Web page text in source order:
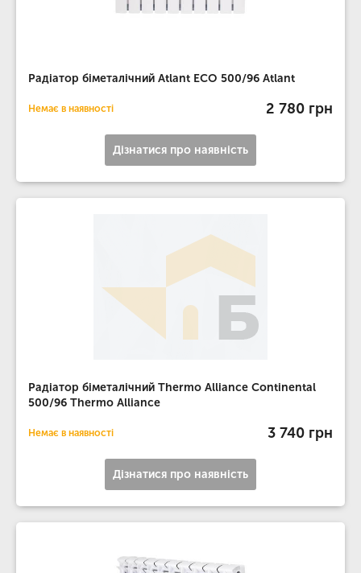
Радіатор біметалічний Atlant ECO 500/96 Atlant
Немає в наявності 2 780 грн
Дізнатися про наявність
Радіатор біметалічний Thermo Alliance Continental
500/96 Thermo Alliance
Немає в наявності 3 740 грн
Дізнатися про наявність